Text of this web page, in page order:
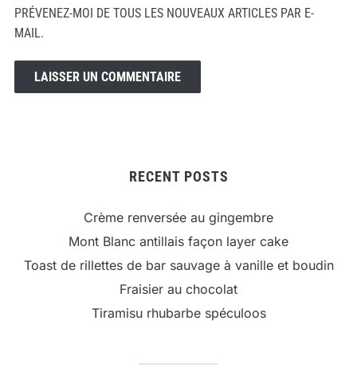
PRÉVENEZ-MOI DE TOUS LES NOUVEAUX ARTICLES PAR E-
MAIL.
RECENT POSTS
Crème renversée au gingembre
Mont Blanc antillais façon layer cake
Toast de rillettes de bar sauvage à vanille et boudin
Fraisier au chocolat
Tiramisu rhubarbe spéculoos